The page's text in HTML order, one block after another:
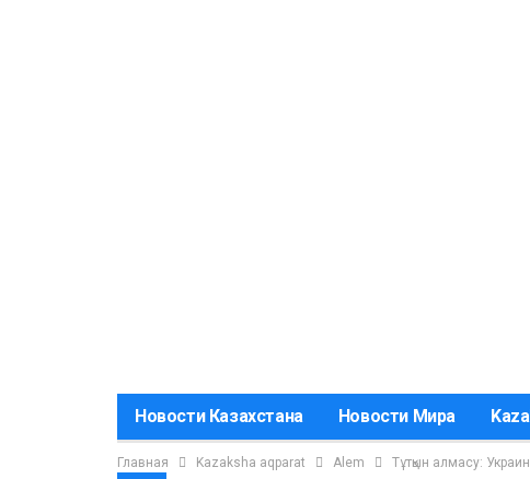
Новости Казахстана Новости Мира
Главная Kazaksha aqparat Alem Тұтқын алмасу: